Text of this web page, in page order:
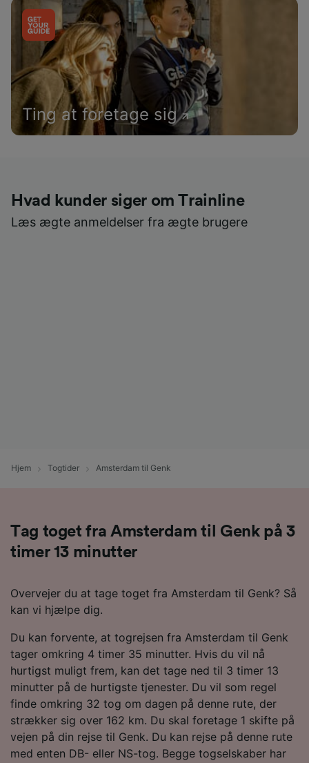
Ting at foretage sig
Hvad kunder siger om Trainline
Læs ægte anmeldelser fra ægte brugere
Hjem Togtider Amsterdam til Genk
Tag toget fra Amsterdam til Genk på 3
timer 13 minutter
Overvejer du at tage toget fra Amsterdam til Genk? Så
kan vi hjælpe dig.
Du kan forvente, at togrejsen fra Amsterdam til Genk
tager omkring 4 timer 35 minutter. Hvis du vil nå
hurtigst muligt frem, kan det tage ned til 3 timer 13
minutter på de hurtigste tjenester. Du vil som regel
finde omkring 32 tog om dagen på denne rute, der
strækker sig over 162 km. Du skal foretage 1 skifte på
vejen på din rejse til Genk. Du kan rejse på denne rute
med enten DB- eller NS-tog. Begge togselskaber har